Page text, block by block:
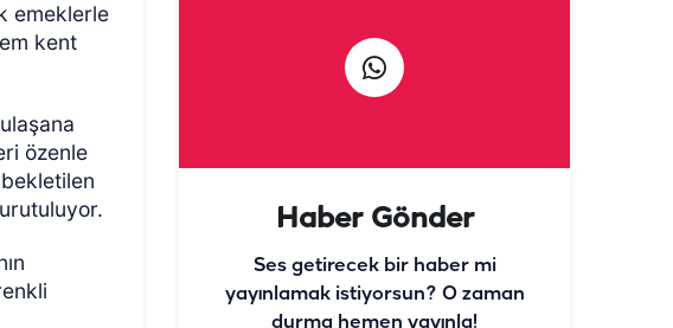
emeklerle
kent
özenle
Haber Gönder
Ses getirecek bir haber mi
yayınlamak istiyorsun? O zaman
durma hemen yayınla!